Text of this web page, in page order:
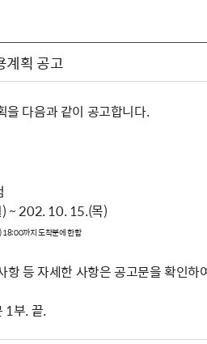
계획 공고
을 다음과 같이 공고합니다.
~ 202. 10. 15.(목)
까지 도착분에 한함
항 등 자세한 사항은 공고문을 확인하
1부. 끝.